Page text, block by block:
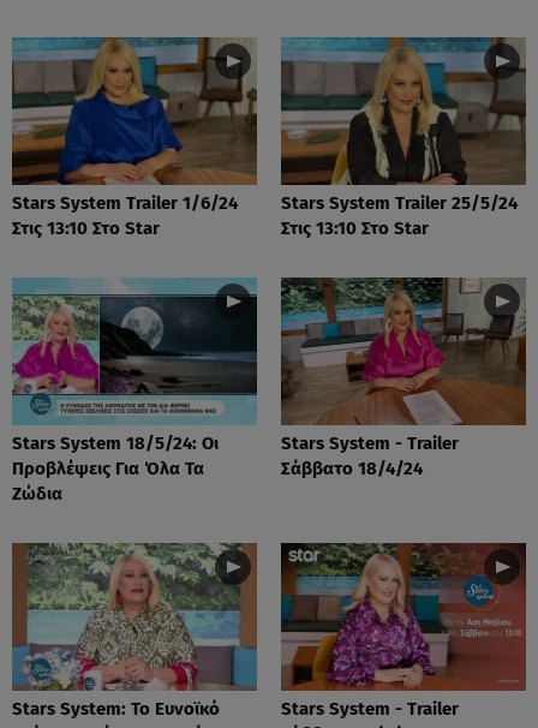
Stars System Trailer 1/6/24
Στις 13:10 Στο Star
Stars System Trailer 25/5/24
Στις 13:10 Στο Star
Stars System 18/5/24: Οι
Προβλέψεις Για Όλα Τα
Ζώδια
Stars System - Trailer
Σάββατο 18/4/24
Stars System: Το Ευνοϊκό
Stars System - Trailer